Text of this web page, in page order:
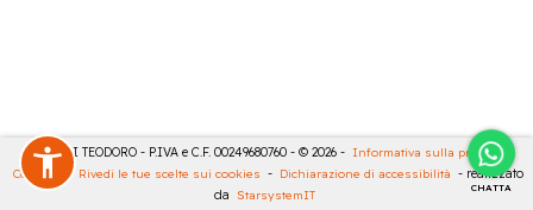
CHATTA
MASULLI TEODORO - P.IVA e C.F. 00249680760 - © 2026 - Informativa sulla privacy -
Cookies
- Rivedi le tue scelte sui cookies - Dichiarazione di accessibilità - realizzato
da StarsystemIT